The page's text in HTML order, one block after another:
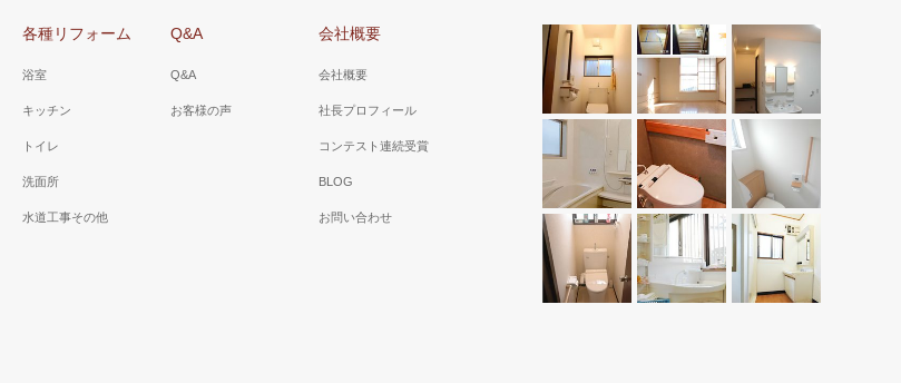
各種リフォーム
浴室
キッチン
トイレ
洗面所
水道工事その他
Q&A
Q&A
お客様の声
会社概要
会社概要
社長プロフィール
コンテスト連続受賞
BLOG
お問い合わせ